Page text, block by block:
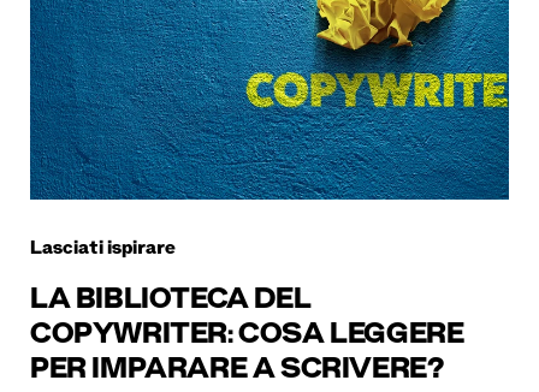
Lasciati ispirare
LA BIBLIOTECA DEL
COPYWRITER: COSA LEGGERE
PER IMPARARE A SCRIVERE?